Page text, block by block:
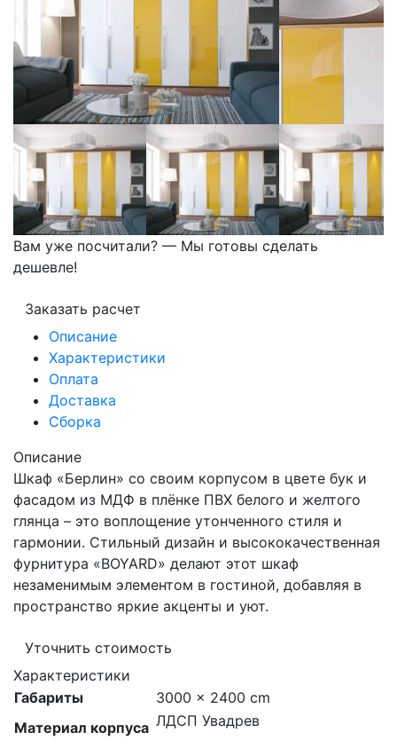
Вам уже посчитали? — Мы готовы сделать
дешевле!
Заказать расчет
Описание
Характеристики
Оплата
Доставка
Сборка
Описание
Шкаф «Берлин» со своим корпусом в цвете бук и
фасадом из МДФ в плёнке ПВХ белого и желтого
глянца – это воплощение утонченного стиля и
гармонии. Стильный дизайн и высококачественная
фурнитура «BOYARD» делают этот шкаф
незаменимым элементом в гостиной, добавляя в
пространство яркие акценты и уют.
Уточнить стоимость
Характеристики
Габариты
3000 × 2400 cm
Материал корпуса ЛДСП Увадрев